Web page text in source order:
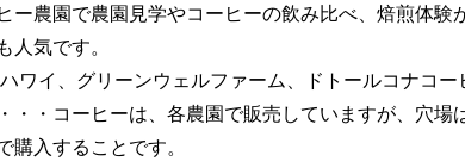
ー農園で農園見学やコーヒーの飲み比べ、焙煎体験
人気です。
ワイ、グリーンウェルファーム、ドトールコナコ
・・コーヒーは、各農園で販売していますが、穴場
購入することです。